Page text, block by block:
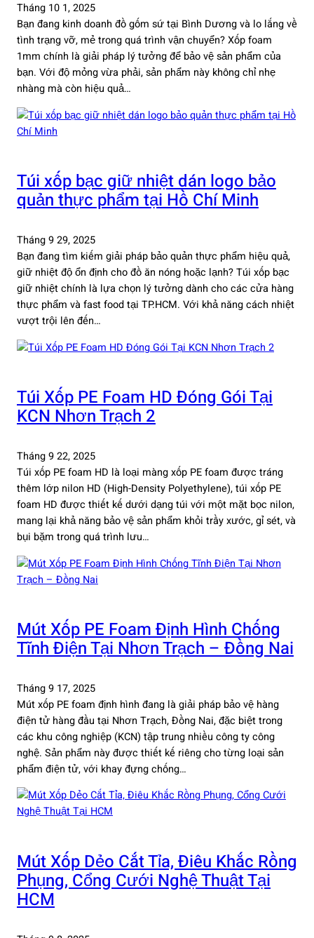
Tháng 10 1, 2025
Bạn đang kinh doanh đồ gốm sứ tại Bình Dương và lo lắng về
tình trạng vỡ, mẻ trong quá trình vận chuyển? Xốp foam
1mm chính là giải pháp lý tưởng để bảo vệ sản phẩm của
bạn. Với độ mỏng vừa phải, sản phẩm này không chỉ nhẹ
nhàng mà còn hiệu quả…
Túi xốp bạc giữ nhiệt dán logo bảo
quản thực phẩm tại Hồ Chí Minh
Tháng 9 29, 2025
Bạn đang tìm kiếm giải pháp bảo quản thực phẩm hiệu quả,
giữ nhiệt độ ổn định cho đồ ăn nóng hoặc lạnh? Túi xốp bạc
giữ nhiệt chính là lựa chọn lý tưởng dành cho các cửa hàng
thực phẩm và fast food tại TP.HCM. Với khả năng cách nhiệt
vượt trội lên đến…
Túi Xốp PE Foam HD Đóng Gói Tại
KCN Nhơn Trạch 2
Tháng 9 22, 2025
Túi xốp PE foam HD là loại màng xốp PE foam được tráng
thêm lớp nilon HD (High-Density Polyethylene), túi xốp PE
foam HD được thiết kế dưới dạng túi với một mặt bọc nilon,
mang lại khả năng bảo vệ sản phẩm khỏi trầy xước, gỉ sét, và
bụi bặm trong quá trình lưu…
Mút Xốp PE Foam Định Hình Chống
Tĩnh Điện Tại Nhơn Trạch – Đồng Nai
Tháng 9 17, 2025
Mút xốp PE foam định hình đang là giải pháp bảo vệ hàng
điện tử hàng đầu tại Nhơn Trạch, Đồng Nai, đặc biệt trong
các khu công nghiệp (KCN) tập trung nhiều công ty công
nghệ. Sản phẩm này được thiết kế riêng cho từng loại sản
phẩm điện tử, với khay đựng chống…
Mút Xốp Dẻo Cắt Tỉa, Điêu Khắc Rồng
Phụng, Cổng Cưới Nghệ Thuật Tại
HCM